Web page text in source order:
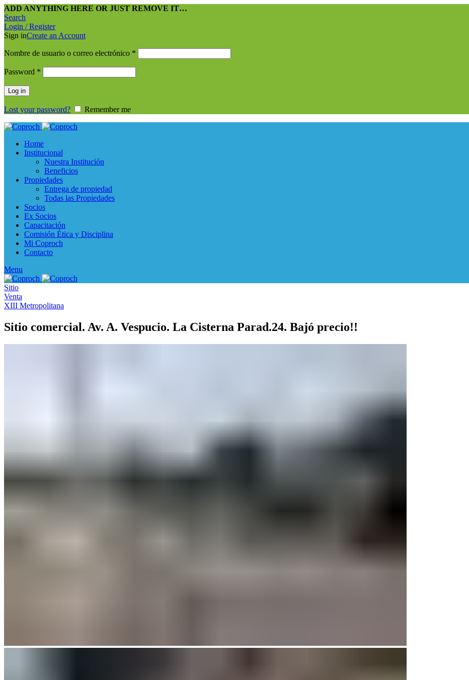
ADD ANYTHING HERE OR JUST REMOVE IT…
Search
Login / Register
Sign inCreate an Account
Nombre de usuario o correo electrónico *
Password *
Log in
Lost your password? Remember me
Home
Institucional
Nuestra Institución
Beneficios
Propiedades
Entrega de propiedad
Todas las Propiedades
Socios
Ex Socios
Capacitación
Comisión Ética y Disciplina
Mi Coproch
Contacto
Menu
Sitio
Venta
XIII Metropolitana
Sitio comercial. Av. A. Vespucio. La Cisterna Parad.24. Bajó precio!!